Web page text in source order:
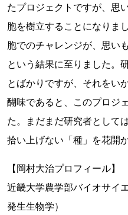
たプロジェクトですが、思
胞を樹立することになりま
胞でのチャレンジが、思い
という結果に至りました。
とばかりですが、それをい
醐味であると、このプロジ
た。まだまだ研究者として
拾い上げない「種」を花開
【岡村大治プロフィール】
近畿大学農学部バイオサイ
発生生物学）